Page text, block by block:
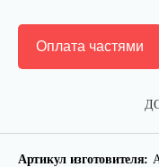
Оплата частями
Артикул изготовителя: